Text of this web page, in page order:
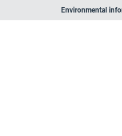
Environmental